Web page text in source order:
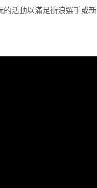
的活動以滿足衝浪選手或新